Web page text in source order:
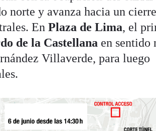
norte y avanza hacia un
EnPlaza de Lima, el
de la Castellana en sentido
Villaverde, para luego